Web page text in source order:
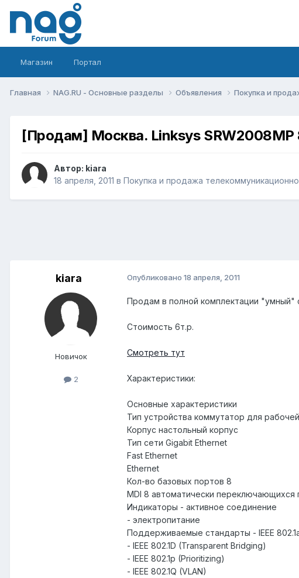
Магазин Портал
Главная NAG.RU - Основные разделы Объявления Покупка и
[Продам] Москва. Linksys SRW2008MP
Автор: kiara
18 апреля, 2011 в Покупка и продажа
kiara
Новичок
2
Опубликовано 18 апреля, 2011
Продам в полной комплектации "умный"
Стоимость 6т.р.
Смотреть тут
Характеристики:
Основные характеристики
Тип устройства коммутатор для
Корпус настольный корпус
Тип сети Gigabit Ethernet
Fast Ethernet
Ethernet
Кол-во базовых портов 8
MDI 8 автоматически переключающихся
Индикаторы - активное соединение
- электропитание
Поддерживаемые стандарты - IEEE
- IEEE 802.1D (Transparent Bridging)
- IEEE 802.1p (Prioritizing)
- IEEE 802.1Q (VLAN)